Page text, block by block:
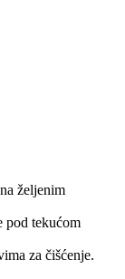
željenim
pod tekućom
za čišćenje.